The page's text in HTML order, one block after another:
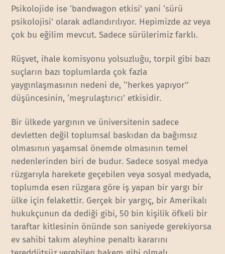
Psikolojide ise ‘bandwagon etkisi’ yani ‘sürü
psikolojisi’ olarak adlandırılıyor. Hepimizde az veya
çok bu eğilim mevcut. Sadece sürülerimiz farklı.
Rüşvet, ihale komisyonu yolsuzluğu, torpil gibi bazı
suçların bazı toplumlarda çok fazla
yaygınlaşmasının nedeni de, ‘’herkes yapıyor’’
düşüncesinin, ‘meşrulaştırıcı’ etkisidir.
Bir ülkede yargının ve üniversitenin sadece
devletten değil toplumsal baskıdan da bağımsız
olmasının yaşamsal önemde olmasının temel
nedenlerinden biri de budur. Sadece sosyal medya
rüzgarıyla harekete geçebilen veya sosyal medyada,
toplumda esen rüzgara göre iş yapan bir yargı bir
ülke için felakettir. Gerçek bir yargıç, bir Amerikalı
hukukçunun da dediği gibi, 50 bin kişilik öfkeli bir
taraftar kitlesinin önünde son saniyede gerekiyorsa
ev sahibi takım aleyhine penaltı kararını